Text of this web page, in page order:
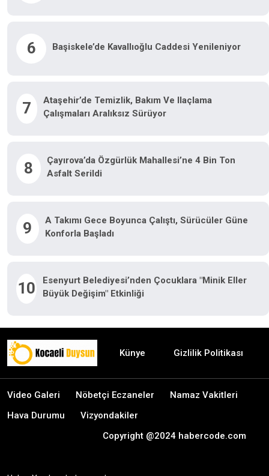
6 Başiskele’de Kavallıoğlu Caddesi Yenileniyor
7
Ataşehir’de Temizlik, Bakım Ve Ilaçlama
Çalışmaları Aralıksız Sürüyor
8
Çayırova’da Özgürlük Mahallesi’ne 4 Bin Ton
Asfalt Serildi
9
A Takımı Gece Boyunca Çalıştı, Sürücüler Güne
Konforla Başladı
10
Esenyurt Belediyesi’nden Çocuklara "Minik Eller
Büyük Değişim" Etkinliği
Künye Gizlilik Politikası
Video Galeri Nöbetçi Eczaneler
Namaz Vakitleri
Hava Durumu
Vizyondakiler
Copyright @2024 habercode.com